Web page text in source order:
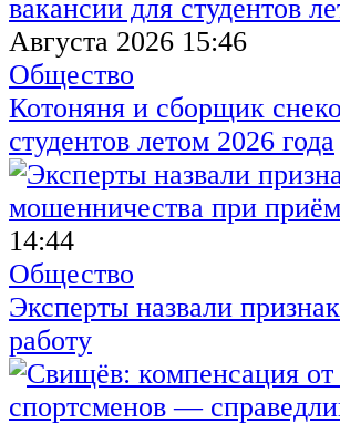
Августа 2026 15:46
Общество
Котоняня и сборщик
студентов летом 2026 года
14:44
Общество
Эксперты назвали
работу